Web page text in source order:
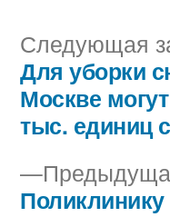
по
записям
Следующая
Для уборки
Москве
тыс. единиц